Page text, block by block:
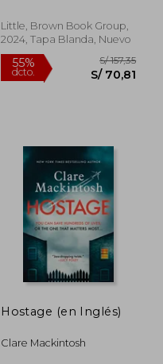
Little, Brown Book Group,
2024, Tapa Blanda, Nuevo
Hostage (en Inglés)
Clare Mackintosh